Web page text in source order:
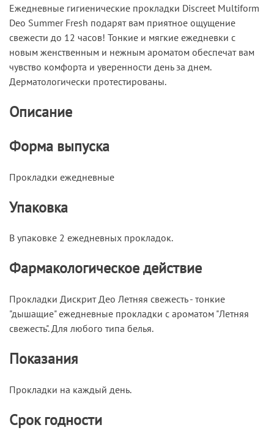
Ежедневные гигиенические прокладки Discreet Multiform
Deo Summer Fresh подарят вам приятное ощущение
свежести до 12 часов! Тонкие и мягкие ежедневки с
новым женственным и нежным ароматом обеспечат вам
чувство комфорта и уверенности день за днем.
Дерматологически протестированы.
Описание
Форма выпуска
Прокладки ежедневные
Упаковка
В упаковке 2 ежедневных прокладок.
Фармакологическое действие
Прокладки Дискрит Део Летняя свежесть - тонкие
"дышащие" ежедневные прокладки с ароматом "Летняя
свежесть". Для любого типа белья.
Показания
Прокладки на каждый день.
Срок годности